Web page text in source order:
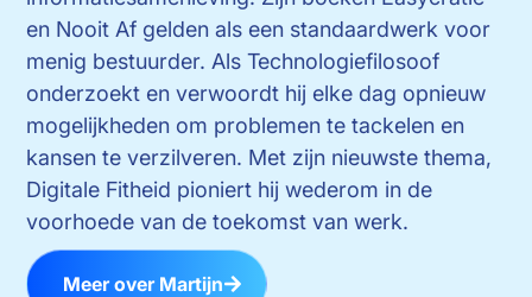
en Nooit Af gelden als een standaardwerk voor
menig bestuurder. Als Technologiefilosoof
onderzoekt en verwoordt hij elke dag opnieuw
mogelijkheden om problemen te tackelen en
kansen te verzilveren. Met zijn nieuwste thema,
Digitale Fitheid pioniert hij wederom in de
voorhoede van de toekomst van werk.
Meer over Martijn